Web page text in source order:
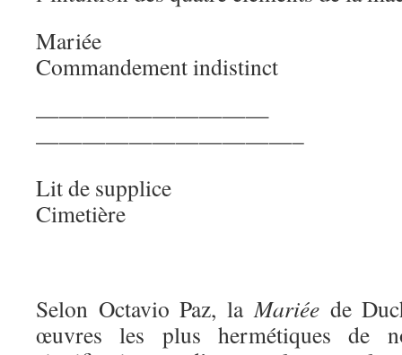
Commandement indistinct
———————————–
Lit de
Cimetière
Selon Octavio Paz, laMariéede
œuvres les plus hermétiques de